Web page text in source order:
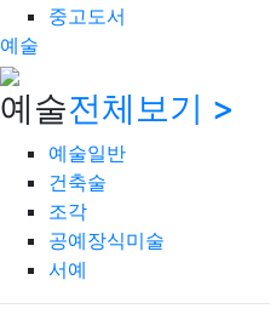
중고도서
예술
예술전체보기 >
예술일반
건축술
조각
공예장식미술
서예